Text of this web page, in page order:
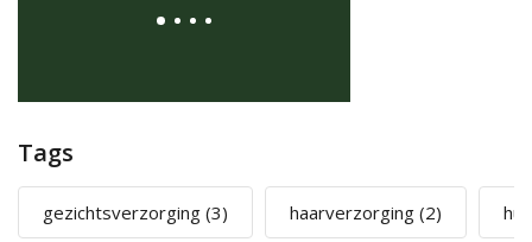
Tags
gezichtsverzorging (3) haarverzorging (2)